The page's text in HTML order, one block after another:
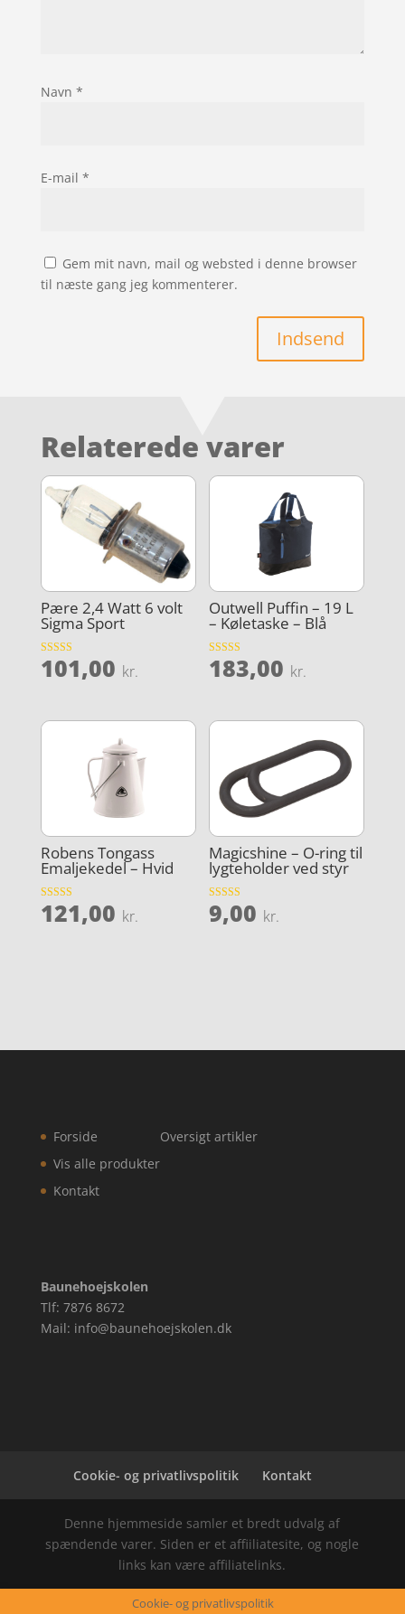
Navn *
E-mail *
Gem mit navn, mail og websted i denne browser
til næste gang jeg kommenterer.
Indsend
Relaterede varer
Pære 2,4 Watt 6 volt
Sigma Sport
Vurderet
4.9
101,00 kr.
Outwell Puffin – 19 L
– Køletaske – Blå
Vurderet
4.5
183,00 kr.
Robens Tongass
Emaljekedel – Hvid
Vurderet
4.9
121,00 kr.
Magicshine – O-ring til
lygteholder ved styr
Vurderet
4
9,00 kr.
Forside
Vis alle produkter
Kontakt
Oversigt artikler
Baunehoejskolen
Tlf: 7876 8672
Mail: info@baunehoejskolen.dk
Cookie- og privatlivspolitik Kontakt
Denne hjemmeside samler et bredt udvalg af
spændende varer. Siden er et affiiliatesite, og nogle
links kan være affiliatelinks.
Cookie- og privatlivspolitik